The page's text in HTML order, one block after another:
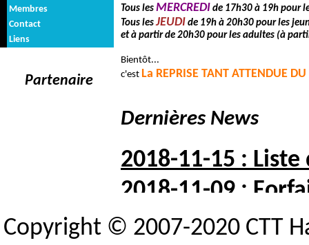
Membres
Contact
Liens
Partenaire
Tous les MERCREDI de 17h30 à 19h pour
Tous lesJEUDI de 19h à 20h30 pour les
et à partir de 20h30 pour les adultes (à
Bientôt...
c'est La REPRISE TANT ATTENDUE
Dernières News
2018-11-15 :
2018-11-09 :
2018-10-05 :
Copyright © 2007-2020 CTT